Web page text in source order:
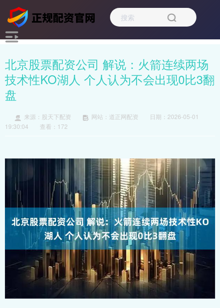
北京股票配资公司 解说：火箭连续两场
技术性KO湖人 个人认为不会出现0比3翻
盘
来源：股天下配资 网站：道正网配资
日期：2026-05-01
19:30:04
查看：172